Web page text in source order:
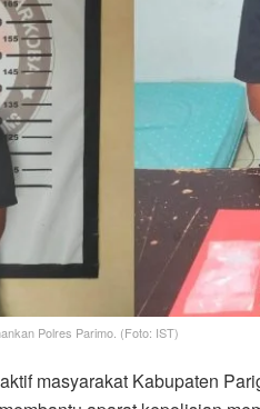
Polres Parimo. (Foto: IST)
masyarakat Kabupaten